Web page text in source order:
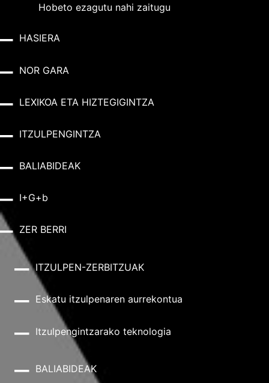
Hobeto ezagutu nahi zaitugu
HASIERA
NOR GARA
LEXIKOA ETA HIZTEGIGINTZA
ITZULPENGINTZA
BALIABIDEAK
I+G+b
ZER BERRI
ITZULPEN-ZERBITZUAK
Eskatu itzulpenaren aurrekontua
Itzulpengintzarako teknologia
BALIABIDEAK